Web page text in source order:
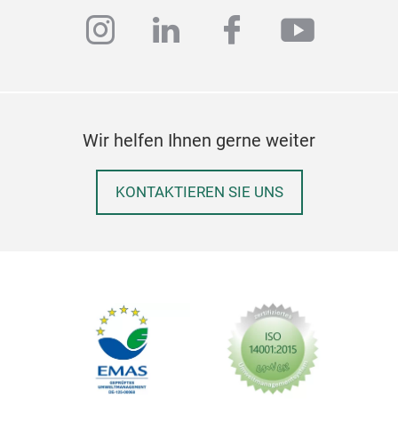
instagram
linkedinfacebook
Wir helfen Ihnen gerne weiter
KONTAKTIEREN SIE UNS